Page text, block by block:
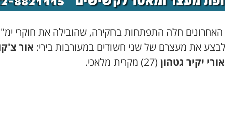
האחרונים חלה התפתחות בחקירה, שהובילה את חוקרי
את מעצרם של שני חשודים במעורבות בירי: אור
אורי יקיר גטהון (27) מקרית מלאכי.